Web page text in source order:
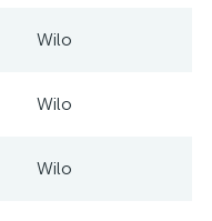
Wilo
Wilo
Wilo